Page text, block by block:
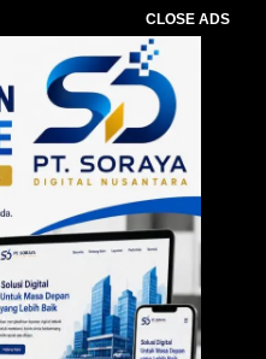
CLOSE ADS